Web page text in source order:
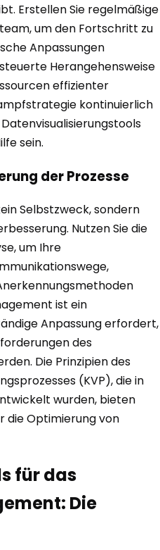
Erstellen Sie regelmäßige
um den Fortschritt zu
Anpassungen
Herangehensweise
effizienter
kontinuierlich
sein.
der Prozesse
Selbstzweck, sondern
Nutzen Sie die
um Ihre
ist ein
Anpassung erfordert,
des
Die Prinzipien des
(KVP), die in
wurden, bieten
die Optimierung von
für das
Die